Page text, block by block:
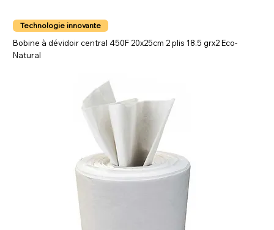
Technologie innovante
Bobine à dévidoir central 450F 20x25cm 2 plis 18.5 grx2 Eco-
Natural